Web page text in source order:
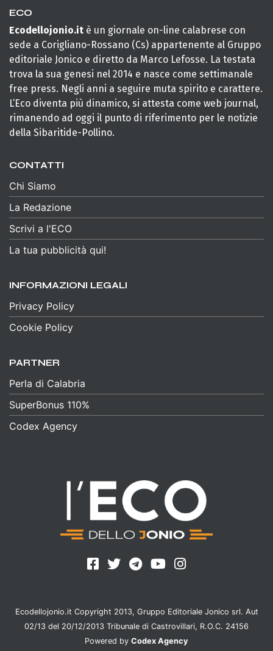
ECO
Ecodellojonio.it è un giornale on-line calabrese con
sede a Corigliano-Rossano (Cs) appartenente al Gruppo
editoriale Jonico e diretto da Marco Lefosse. La testata
trova la sua genesi nel 2014 e nasce come settimanale
free press. Negli anni a seguire muta spirito e carattere.
L’Eco diventa più dinamico, si attesta come web journal,
rimanendo ad oggi il punto di riferimento per le notizie
della Sibaritide-Pollino.
CONTATTI
Chi Siamo
La Redazione
Scrivi a l'ECO
La tua pubblicità qui!
INFORMAZIONI LEGALI
Privacy Policy
Cookie Policy
PARTNER
Perla di Calabria
SuperBonus 110%
Codex Agency
Ecodellojonio.it Copyright 2013, Gruppo Editoriale Jonico srl. Aut
02/13 del 20/12/2013 Tribunale di Castrovillari, R.O.C. 24156
Powered by Codex Agency